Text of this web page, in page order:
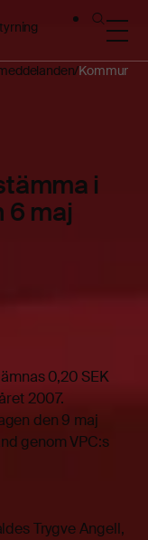
i
6 maj
0,20 SEK
2007.
den 9 maj
genom VPC:s
Trygve Angell,